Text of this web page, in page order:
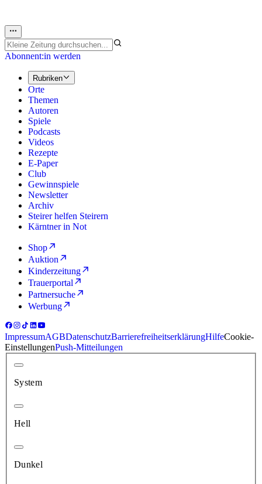
Abonnent:in werden
Rubriken
Orte
Themen
Autoren
Spiele
Podcasts
Videos
Rezepte
E-Paper
Club
Gewinnspiele
Newsletter
Archiv
Steirer helfen Steirern
Kärntner in Not
Shop
Auktion
Kinderzeitung
Trauerportal
Partnersuche
Werbung
ImpressumAGBDatenschutzBarrierefreiheitserklärungHilfeCookie-
EinstellungenPush-Mitteilungen
System
Hell
Dunkel